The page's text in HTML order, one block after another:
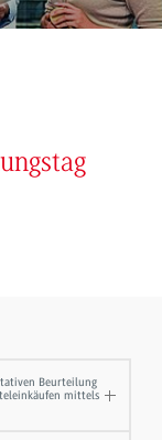
Beurteilung
mittels